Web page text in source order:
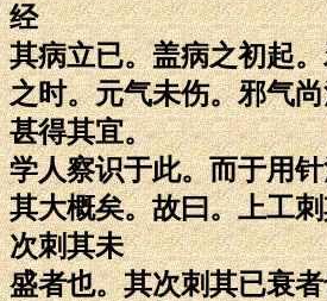
经
其病立已。盖病之初起
之时。元气未伤。邪气
甚得其宜。
学人察识于此。而于用
其大概矣。故曰。上工
次刺其未
盛者也。其次刺其已衰